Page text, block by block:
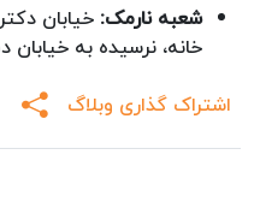
شعبه نارمک: خیابان
خانه، نرسیده به خیابان دماوند،
اشتراک گذاری وبلاگ